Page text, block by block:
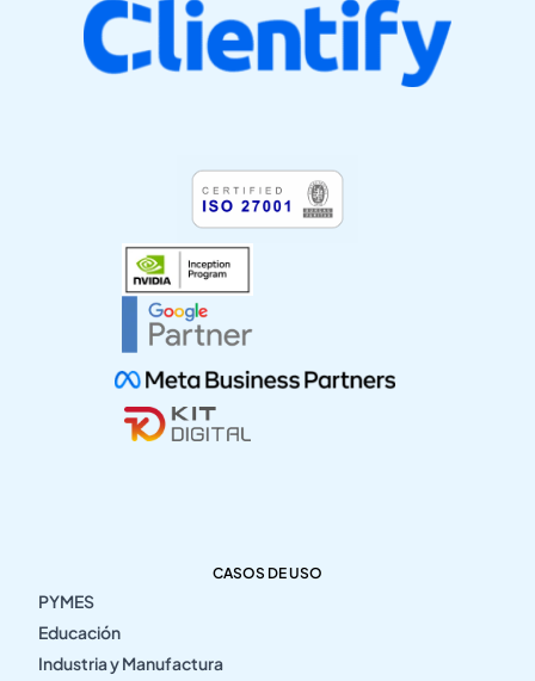
CASOS DE USO
PYMES
Educación
Industria y Manufactura